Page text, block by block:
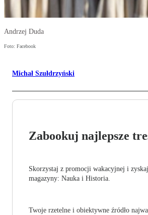
Andrzej Duda
Foto: Facebook
Michał Szułdrzyński
Zabookuj najlepsze
Skorzystaj z promocji wakacyjnej i
magazyny: Nauka i Historia.
Twoje rzetelne i obiektywne źródło